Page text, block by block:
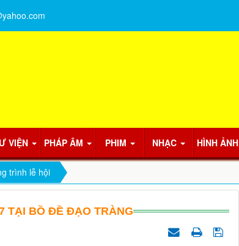
VIỆN PHÁP ÂM PHIM NHẠC HÌNH ẢNH
trình lễ hội
TẠI BỒ ĐỀ ĐẠO TRÀNG